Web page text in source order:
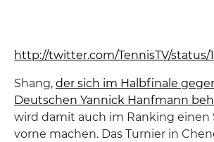
http://twitter.com/TennisTV/status/
Shang, der sich im Halbfinale
Deutschen Yannick Hanfmann
wird damit auch im Ranking einen
vorne machen. Das Turnier in